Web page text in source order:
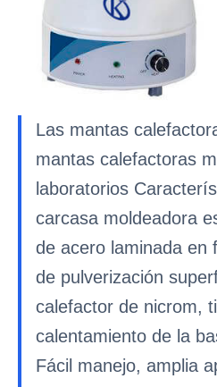
Las mantas
mantas calefactoras
laboratorios
carcasa moldeadora
de acero laminada en
de pulverización
calefactor de nicrom,
calentamiento de la
Fácil manejo, amplia